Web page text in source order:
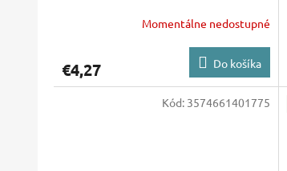
Momentálne nedostupné
€4,27 Do košíka
Kód: 3574661401775